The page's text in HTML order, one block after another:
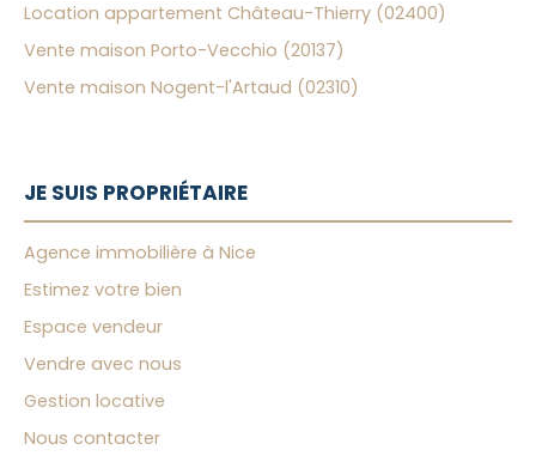
Location appartement Château-Thierry (02400)
Vente maison Porto-Vecchio (20137)
Vente maison Nogent-l'Artaud (02310)
JE SUIS PROPRIÉTAIRE
Agence immobilière à Nice
Estimez votre bien
Espace vendeur
Vendre avec nous
Gestion locative
Nous contacter